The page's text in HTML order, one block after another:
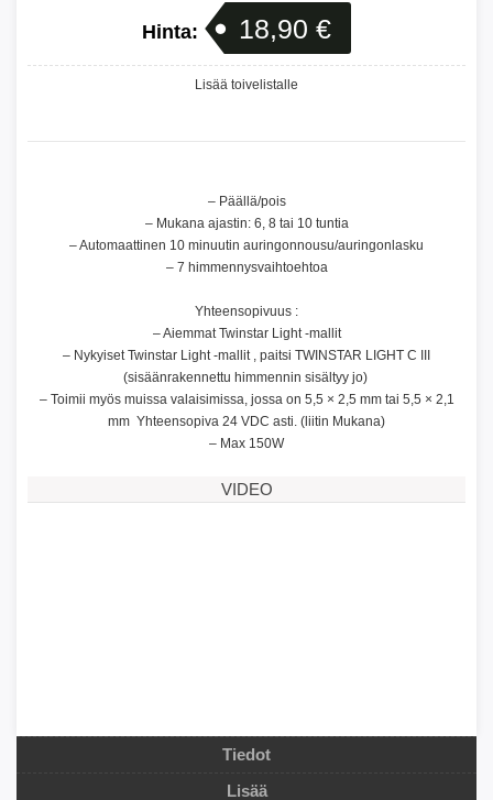
Hinta: 18,90 €
Lisää toivelistalle
– Päällä/pois
– Mukana ajastin: 6, 8 tai 10 tuntia
– Automaattinen 10 minuutin auringonnousu/auringonlasku
– 7 himmennysvaihtoehtoa
Yhteensopivuus :
– Aiemmat Twinstar Light -mallit
– Nykyiset Twinstar Light -mallit , paitsi TWINSTAR LIGHT C III
(sisäänrakennettu himmennin sisältyy jo)
– Toimii myös muissa valaisimissa, jossa on 5,5 × 2,5 mm tai 5,5 × 2,1
mm Yhteensopiva 24 VDC asti. (liitin Mukana)
– Max 150W
VIDEO
Tiedot
Lisää